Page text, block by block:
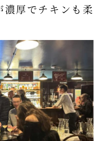
厚でチキンも柔